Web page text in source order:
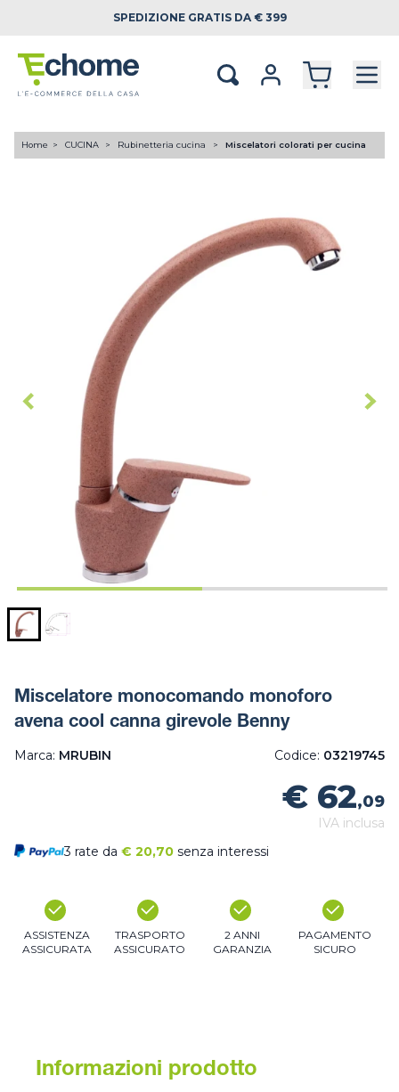
SPEDIZIONE GRATIS DA € 399
Home CUCINA Rubinetteria cucina Miscelatori colorati per cucina
Miscelatore monocomando monoforo
avena cool canna girevole Benny
Marca: MRUBIN Codice: 03219745
€ 62,09
IVA inclusa
3 rate da € 20,70 senza interessi
ASSISTENZA
ASSICURATA
TRASPORTO
ASSICURATO
2 ANNI
GARANZIA
PAGAMENTO
SICURO
Informazioni prodotto